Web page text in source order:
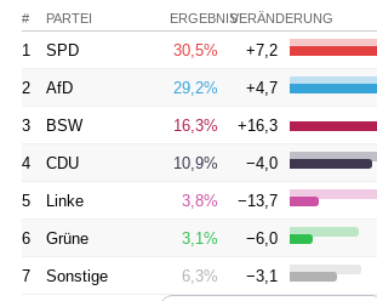
# PARTEI ERGEBNISVERÄNDERUNG
1 SPD 30,5% +7,2
2 AfD 29,2% +4,7
3 BSW 16,3% +16,3
4 CDU 10,9% −4,0
5 Linke 3,8% −13,7
6 Grüne 3,1% −6,0
7 Sonstige 6,3%
−3,1